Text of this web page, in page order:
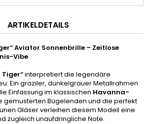
ARTIKELDETAILS
Aviator Sonnenbrille – Zeitlose
Vibe
interpretiert die legendäre
Ein graziler, dunkelgrauer Metallrahmen
Einfassung im klassischen Havanna-
gemusterten Bügelenden und die perfekt
Gläser verleihen diesem Modell eine
zugleich unaufdringliche Note.